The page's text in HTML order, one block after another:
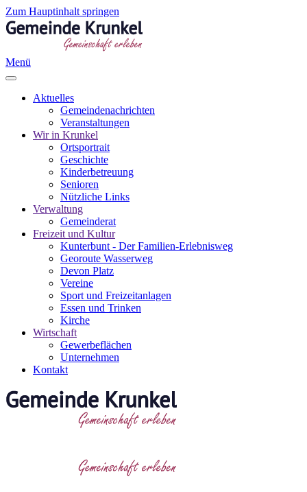
Zum Hauptinhalt springen
Menü
Aktuelles
Gemeindenachrichten
Veranstaltungen
Wir in Krunkel
Ortsportrait
Geschichte
Kinderbetreuung
Senioren
Nützliche Links
Verwaltung
Gemeinderat
Freizeit und Kultur
Kunterbunt - Der Familien-Erlebnisweg
Georoute Wasserweg
Devon Platz
Vereine
Sport und Freizeitanlagen
Essen und Trinken
Kirche
Wirtschaft
Gewerbeflächen
Unternehmen
Kontakt